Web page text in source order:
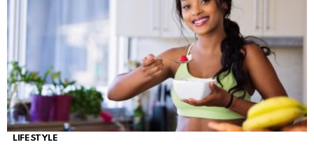
LIFESTYLE